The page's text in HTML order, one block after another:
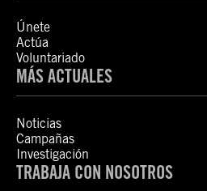
Únete
Actúa
Voluntariado
MÁS ACTUALES
Noticias
Campañas
Investigación
TRABAJA CON NOSOTROS